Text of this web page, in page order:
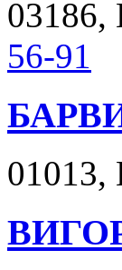
03186,
56-91
01013,